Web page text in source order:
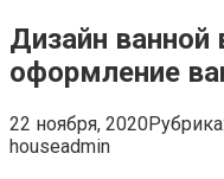
Дизайн ванной
оформление
22 ноября, 2020Рубрика:
houseadmin